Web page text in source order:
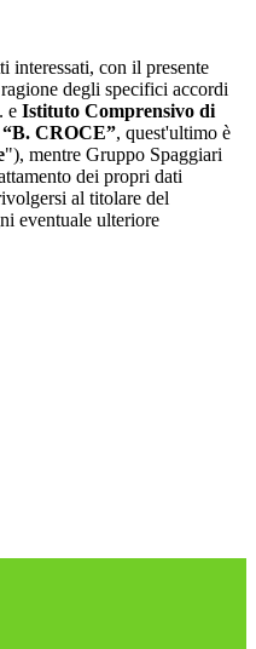
interessati, con il presente
degli specifici accordi
e Istituto Comprensivo di
“B. CROCE”, quest'ultimo è
"), mentre Gruppo Spaggiari
dei propri dati
al titolare del
eventuale ulteriore